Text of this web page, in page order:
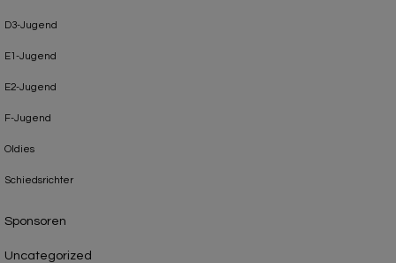
D3-Jugend
E1-Jugend
E2-Jugend
F-Jugend
Oldies
Schiedsrichter
Sponsoren
Uncategorized